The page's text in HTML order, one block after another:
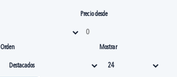
Precio desde
Orden Mostrar